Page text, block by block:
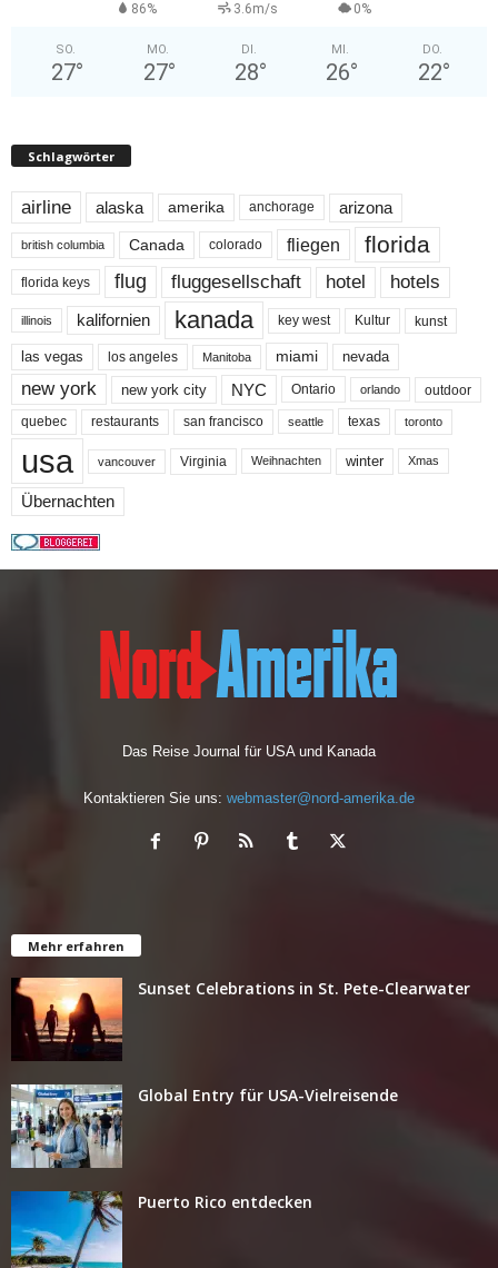
86% 3.6m/s 0%
SO.
27°
MO.
27°
DI.
28°
MI.
26°
DO.
22°
Schlagwörter
airline alaska amerika anchorage arizona
british columbia Canada colorado fliegen florida
florida keys flug fluggesellschaft hotel hotels
illinois kalifornien kanada key west Kultur kunst
las vegas los angeles Manitoba miami nevada
new york new york city NYC Ontario orlando outdoor
quebec restaurants san francisco seattle texas toronto
usa vancouver Virginia Weihnachten winter Xmas
Übernachten
Das Reise Journal für USA und Kanada
Kontaktieren Sie uns: webmaster@nord-amerika.de
Mehr erfahren
Sunset Celebrations in St. Pete-Clearwater
Global Entry für USA-Vielreisende
Puerto Rico entdecken